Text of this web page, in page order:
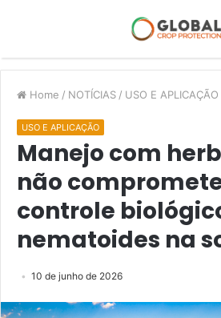
Home / NOTÍCIAS / USO E APLICAÇÃO
USO E APLICAÇÃO
Manejo com
não
controle
nematoides na
10 de junho de 2026